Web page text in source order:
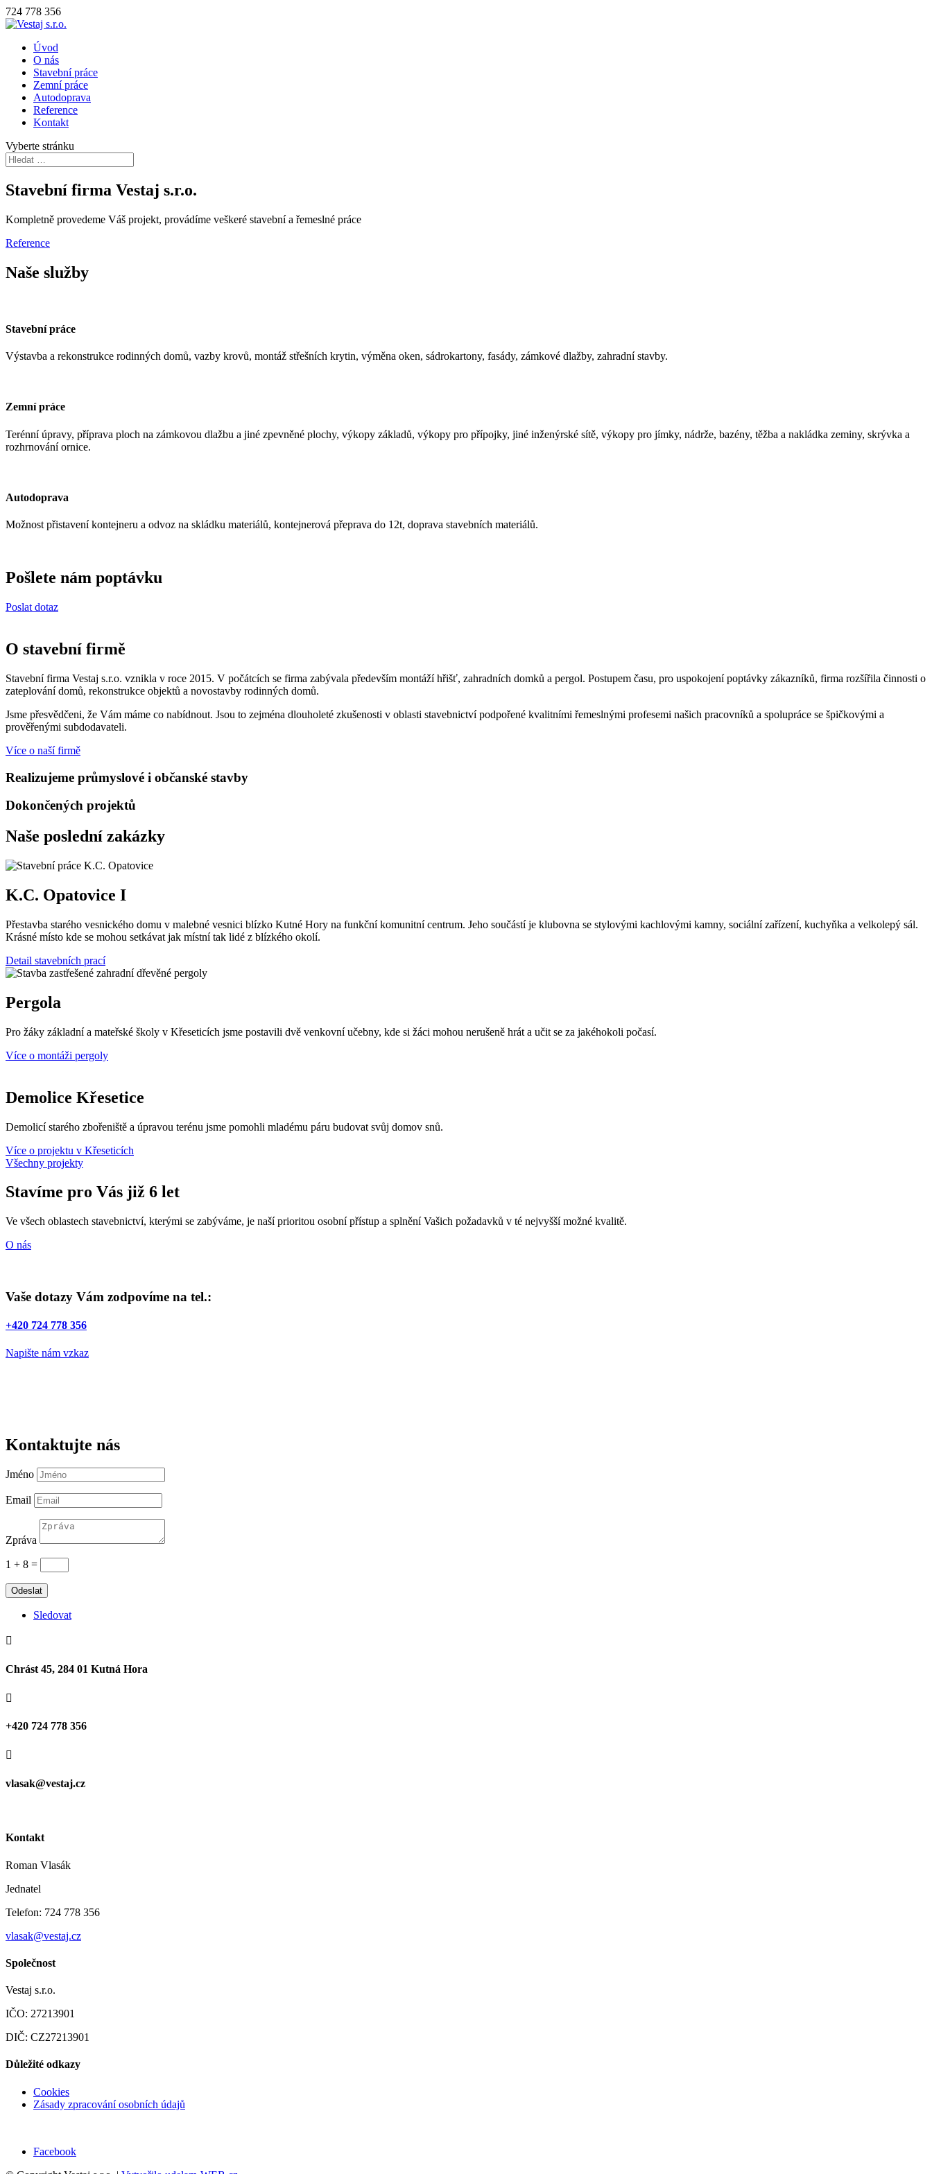
724 778 356
Úvod
O nás
Stavební práce
Zemní práce
Autodoprava
Reference
Kontakt
Vyberte stránku
Stavební firma Vestaj s.r.o.
Kompletně provedeme Váš projekt, provádíme veškeré stavební a řemeslné práce
Reference
Naše služby
Stavební práce
Výstavba a rekonstrukce rodinných domů, vazby krovů, montáž střešních krytin, výměna oken, sádrokartony, fasády, zámkové dlažby, zahradní stavby.
Zemní práce
Terénní úpravy, příprava ploch na zámkovou dlažbu a jiné zpevněné plochy, výkopy základů, výkopy pro přípojky, jiné inženýrské sítě, výkopy pro jímky, nádrže, bazény, těžba a nakládka zeminy, skrývka a
rozhrnování ornice.
Autodoprava
Možnost přistavení kontejneru a odvoz na skládku materiálů, kontejnerová přeprava do 12t, doprava stavebních materiálů.
Pošlete nám poptávku
Poslat dotaz
O stavební firmě
Stavební firma Vestaj s.r.o. vznikla v roce 2015. V počátcích se firma zabývala především montáží hřišť, zahradních domků a pergol. Postupem času, pro uspokojení poptávky zákazníků, firma rozšířila činnosti o
zateplování domů, rekonstrukce objektů a novostavby rodinných domů.
Jsme přesvědčeni, že Vám máme co nabídnout. Jsou to zejména dlouholeté zkušenosti v oblasti stavebnictví podpořené kvalitními řemeslnými profesemi našich pracovníků a spolupráce se špičkovými a
prověřenými subdodavateli.
Více o naší firmě
Realizujeme průmyslové i občanské stavby
Dokončených projektů
Naše poslední zakázky
K.C. Opatovice I
Přestavba starého vesnického domu v malebné vesnici blízko Kutné Hory na funkční komunitní centrum. Jeho součástí je klubovna se stylovými kachlovými kamny, sociální zařízení, kuchyňka a velkolepý sál.
Krásné místo kde se mohou setkávat jak místní tak lidé z blízkého okolí.
Detail stavebních prací
Pergola
Pro žáky základní a mateřské školy v Křeseticích jsme postavili dvě venkovní učebny, kde si žáci mohou nerušeně hrát a učit se za jakéhokoli počasí.
Více o montáži pergoly
Demolice Křesetice
Demolicí starého zbořeniště a úpravou terénu jsme pomohli mladému páru budovat svůj domov snů.
Více o projektu v Křeseticích
Všechny projekty
Stavíme pro Vás již 6 let
Ve všech oblastech stavebnictví, kterými se zabýváme, je naší prioritou osobní přístup a splnění Vašich požadavků v té nejvyšší možné kvalitě.
O nás
Vaše dotazy Vám zodpovíme na tel.:
+420 724 778 356
Napište nám vzkaz
Kontaktujte nás
Jméno
Email
Zpráva
1 + 8 =
Odeslat
Sledovat

Chrást 45, 284 01 Kutná Hora

+420 724 778 356

vlasak@vestaj.cz
Kontakt
Roman Vlasák
Jednatel
Telefon: 724 778 356
vlasak@vestaj.cz
Společnost
Vestaj s.r.o.
IČO: 27213901
DIČ: CZ27213901
Důležité odkazy
Cookies
Zásady zpracování osobních údajů
Facebook